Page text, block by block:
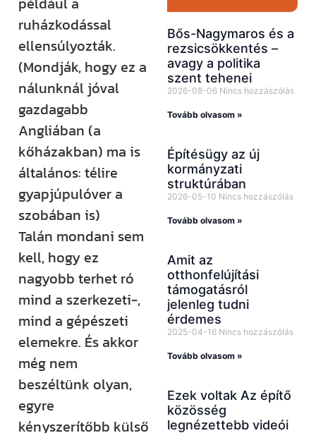
ruházkodással
ellensúlyozták.
(Mondják, hogy ez a
nálunknál jóval
gazdagabb
Angliában (a
kőházakban) ma is
általános: télire
gyapjúpulóver a
szobában is)
Talán mondani sem
kell, hogy ez
nagyobb terhet ró
mind a szerkezeti-,
mind a gépészeti
elemekre. És akkor
még nem
beszéltünk olyan,
egyre
kényszerítőbb külső
Bős-Nagymaros és a
rezsicsökkentés –
avagy a politika
szent tehenei
2026-08-06 Nincs hozzászólás
Tovább olvasom »
Építésügy az új
kormányzati
struktúrában
2026-05-10 Nincs hozzászólás
Tovább olvasom »
Amit az
otthonfelújítási
támogatásról
jelenleg tudni
érdemes
2025-04-16 Nincs hozzászólás
Tovább olvasom »
Ezek voltak Az építő
közösség
legnézettebb videói